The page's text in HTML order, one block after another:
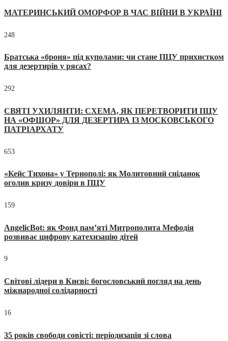
МАТЕРИНСЬКИЙ ОМОРФОР В ЧАС ВІЙНИ В УКРАЇНІ
248
Братська «броня» під куполами: чи стане ПЦУ прихистком
для дезертирів у рясах?
292
СВЯТІ УХИЛЯНТИ: СХЕМА, ЯК ПЕРЕТВОРИТИ ПЦУ
НА «ОФШОР» ДЛЯ ДЕЗЕРТИРА ІЗ МОСКОВСЬКОГО
ПАТРІАРХАТУ
653
«Кейс Тихона» у Тернополі: як Молитовний сніданок
оголив кризу довіри в ПЦУ
159
AngelicBot: як Фонд пам’яті Митрополита Мефодія
розвиває цифрову катехизацію дітей
9
Світові лідери в Києві: богословський погляд на день
міжнародної солідарності
16
35 років свободи совісті: періодизація зі слова